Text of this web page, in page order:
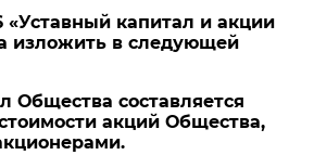
«Уставный капитал и акции
изложить в следующей
Общества составляется
акций Общества,